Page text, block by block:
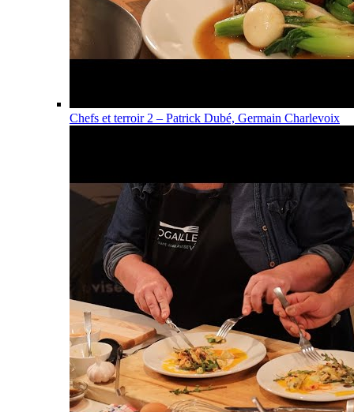
Chefs et terroir 2 – Patrick Dubé, Germain Charlevoix